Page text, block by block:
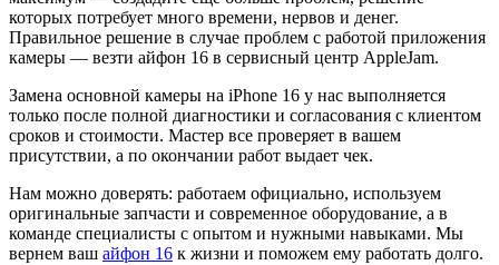
которых потребует много времени, нервов и денег.
Правильное решение в случае проблем с работой приложения
камеры — везти айфон 16 в сервисный центр AppleJam.
Замена основной камеры на iPhone 16 у нас выполняется
только после полной диагностики и согласования с клиентом
сроков и стоимости. Мастер все проверяет в вашем
присутствии, а по окончании работ выдает чек.
Нам можно доверять: работаем официально, используем
оригинальные запчасти и современное оборудование, а в
команде специалисты с опытом и нужными навыками. Мы
вернем ваш айфон 16 к жизни и поможем ему работать долго.